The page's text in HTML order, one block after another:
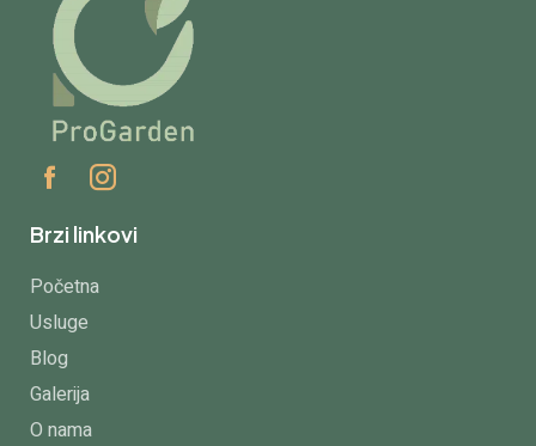
Brzi linkovi
Početna
Usluge
Blog
Galerija
O nama